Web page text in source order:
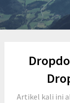
Artikel kali ini